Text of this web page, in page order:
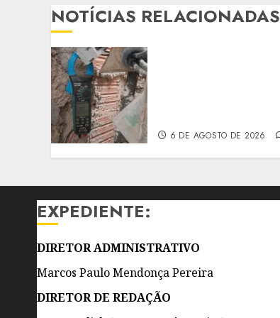
NOTÍCIAS RELACIONADAS
6 DE AGOSTO DE 2026
EXPEDIENTE:
DIRETOR ADMINISTRATIVO
Marcos Paulo Mendonça Pereira
DIRETOR DE REDAÇÃO